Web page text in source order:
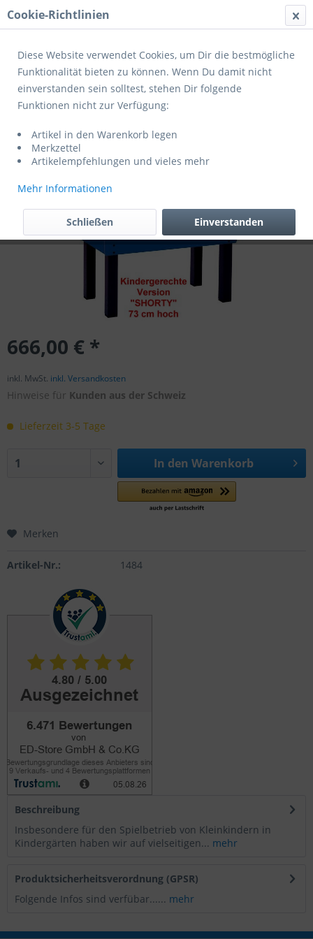
Menü
Übersicht Kicker Indoor
TELESKOP SHORTY 5260.05
666,00 € *
inkl. MwSt. inkl. Versandkosten
Hinweise für Kunden aus der Schweiz
Lieferzeit 3-5 Tage
In den Warenkorb
Merken
Artikel-Nr.: 1484
Beschreibung
Insbesondere für den Spielbetrieb von Kleinkindern in
Kindergärten haben wir auf vielseitigen... mehr
Produktsicherheitsverordnung (GPSR)
Folgende Infos sind verfübar...... mehr
Cookie-Richtlinien
Diese Website verwendet Cookies, um Dir die bestmögliche
Funktionalität bieten zu können. Wenn Du damit nicht
einverstanden sein solltest, stehen Dir folgende
Funktionen nicht zur Verfügung:
Artikel in den Warenkorb legen
Merkzettel
Artikelempfehlungen und vieles mehr
Mehr Informationen
Einverstanden
Schließen